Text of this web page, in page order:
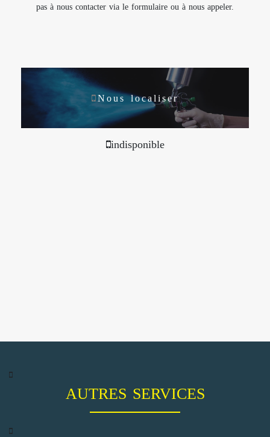
pas à nous contacter via le formulaire ou à nous appeler.
Nous localiser
indisponible
AUTRES SERVICES